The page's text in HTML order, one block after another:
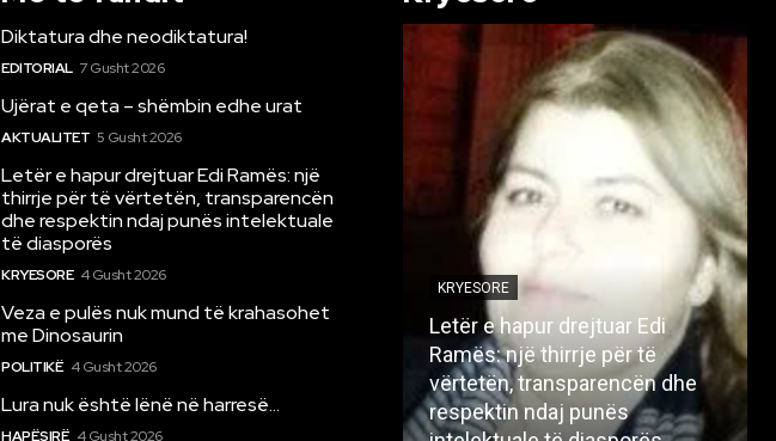
Diktatura dhe neodiktatura!
EDITORIAL 7 Gusht 2026
Ujërat e qeta – shëmbin edhe urat
AKTUALITET 5 Gusht 2026
Letër e hapur drejtuar Edi Ramës: një
thirrje për të vërtetën, transparencën
dhe respektin ndaj punës intelektuale
të diasporës
KRYESORE 4 Gusht 2026
Veza e pulës nuk mund të krahasohet
me Dinosaurin
POLITIKË 4 Gusht 2026
Lura nuk është lënë në harresë…
HAPËSIRË 4 Gusht 2026
KRYESORE
Letër e hapur drejtuar Edi
Ramës: një thirrje për të
vërtetën, transparencën dhe
respektin ndaj punës